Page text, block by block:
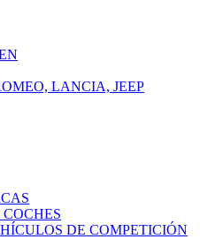
LANCIA, JEEP
DE COMPETICIÓN